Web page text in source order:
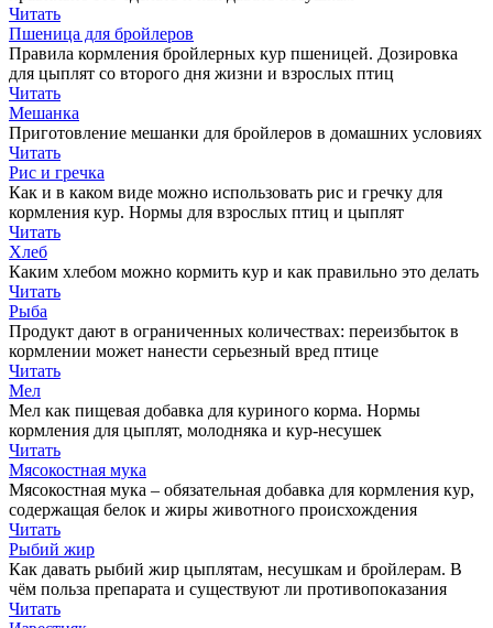
Читать
Пшеница для бройлеров
Правила кормления бройлерных кур пшеницей. Дозировка
для цыплят со второго дня жизни и взрослых птиц
Читать
Мешанка
Приготовление мешанки для бройлеров в домашних условиях
Читать
Рис и гречка
Как и в каком виде можно использовать рис и гречку для
кормления кур. Нормы для взрослых птиц и цыплят
Читать
Хлеб
Каким хлебом можно кормить кур и как правильно это делать
Читать
Рыба
Продукт дают в ограниченных количествах: переизбыток в
кормлении может нанести серьезный вред птице
Читать
Мел
Мел как пищевая добавка для куриного корма. Нормы
кормления для цыплят, молодняка и кур-несушек
Читать
Мясокостная мука
Мясокостная мука – обязательная добавка для кормления кур,
содержащая белок и жиры животного происхождения
Читать
Рыбий жир
Как давать рыбий жир цыплятам, несушкам и бройлерам. В
чём польза препарата и существуют ли противопоказания
Читать